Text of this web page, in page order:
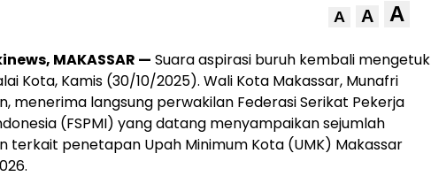
A A A
MAKASSAR — Suara aspirasi buruh kembali mengetuk
Kota, Kamis (30/10/2025). Wali Kota Makassar, Munafri
menerima langsung perwakilan Federasi Serikat Pekerja
(FSPMI) yang datang menyampaikan sejumlah
terkait penetapan Upah Minimum Kota (UMK) Makassar